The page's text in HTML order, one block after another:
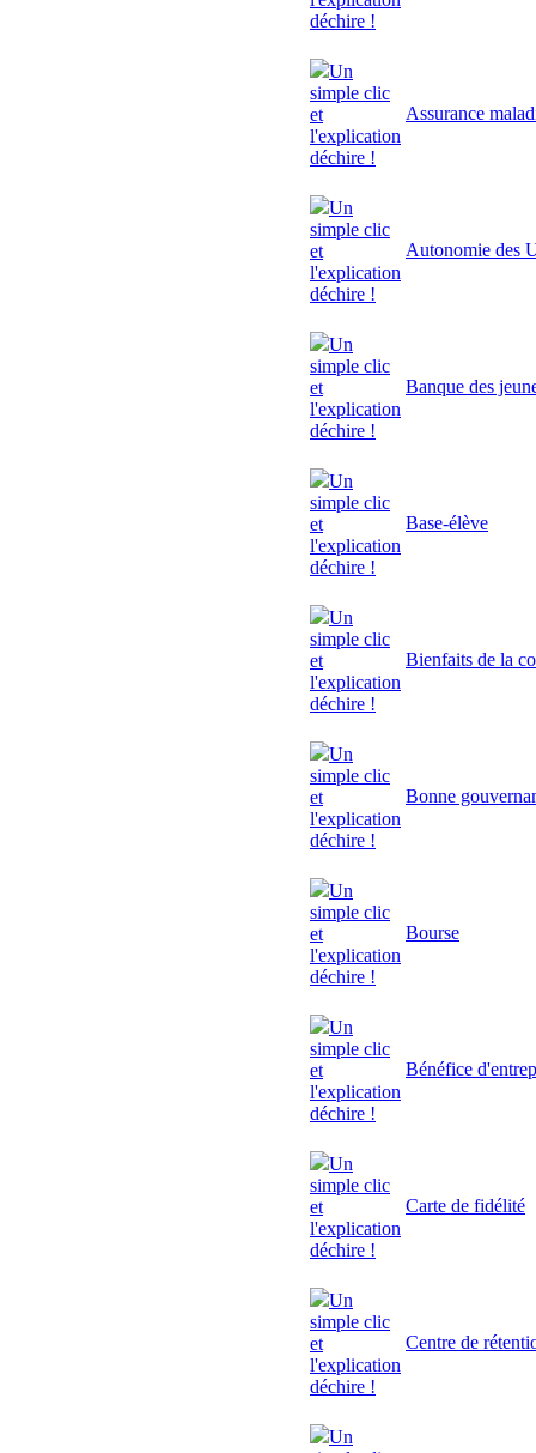
déchire !
Un
simple clic
et
l'explication
déchire !
Assurance
Un
simple clic
et
l'explication
déchire !
Autonomie des
Un
simple clic
et
l'explication
déchire !
Banque des
Un
simple clic
et
l'explication
déchire !
Base-élève
Un
simple clic
et
l'explication
déchire !
Bienfaits de la
Un
simple clic
et
l'explication
déchire !
Bonne
Un
simple clic
et
l'explication
déchire !
Bourse
Un
simple clic
et
l'explication
déchire !
Bénéfice
Un
simple clic
et
l'explication
déchire !
Carte de fidélité
Un
simple clic
et
l'explication
déchire !
Centre de
Un